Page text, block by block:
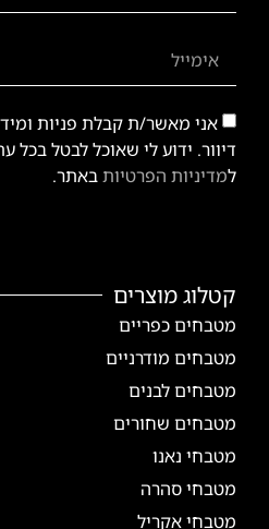
קטלוג מוצרים
מטבחים כפריים
מטבחים מודרניים
מטבחים לבנים
מטבחים שחורים
מטבחי נאנו
מטבחי סהרה
מטבחי אקריל
אני מאשר/ת קבלת פניות
דיוור. ידוע לי שאוכל לבטל בכל
למדיניות הפרטיות באתר.